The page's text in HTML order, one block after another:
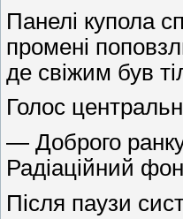
Панелі купола
промені
де свіжим був
Голос
— Доброго
Радіаційний
Після паузи